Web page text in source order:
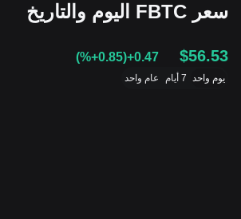
سعر FBTC اليوم والتاريخ
$56.53
+0.47
(%+0.85)
يوم واحد 7 أيام عام واحد